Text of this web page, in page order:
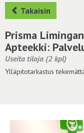
Käyttöohje
Kirjaudu sisään
Takaisin
Prisma
Apteekki:
Useita tiloja (2 kpl)
Ylläpitotarkastus